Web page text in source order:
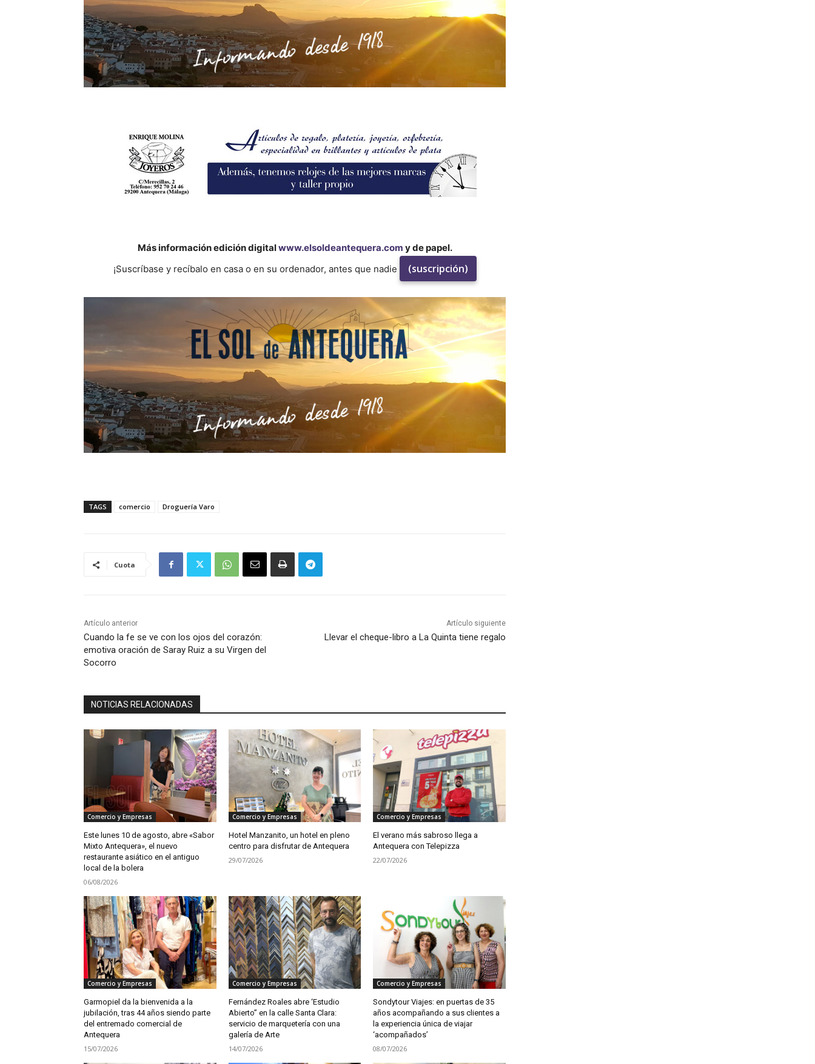
Más información edición digitalwww.elsoldeantequera.com y de papel.
¡Suscríbase y recíbalo en casa o en su ordenador, antes que nadie
(suscripción)
TAGS comercio Droguería Varo
Cuota
Artículo anterior
Cuando la fe se ve con los ojos del corazón:
emotiva oración de Saray Ruiz a su Virgen del
Socorro
Artículo siguiente
Llevar el cheque-libro a La Quinta tiene regalo
NOTICIAS RELACIONADAS
Comercio y Empresas
Este lunes 10 de agosto, abre «Sabor
Mixto Antequera», el nuevo
restaurante asiático en el antiguo
local de la bolera
06/08/2026
Comercio y Empresas
Hotel Manzanito, un hotel en pleno
centro para disfrutar de Antequera
29/07/2026
Comercio y Empresas
El verano más sabroso llega a
Antequera con Telepizza
22/07/2026
Comercio y Empresas
Garmopiel da la bienvenida a la
jubilación, tras 44 años siendo parte
del entremado comercial de
Antequera
15/07/2026
Comercio y Empresas
Fernández Roales abre ‘Estudio
Abierto” en la calle Santa Clara:
servicio de marquetería con una
galería de Arte
14/07/2026
Comercio y Empresas
Sondytour Viajes: en puertas de 35
años acompañando a sus clientes a
la experiencia única de viajar
‘acompañados’
08/07/2026